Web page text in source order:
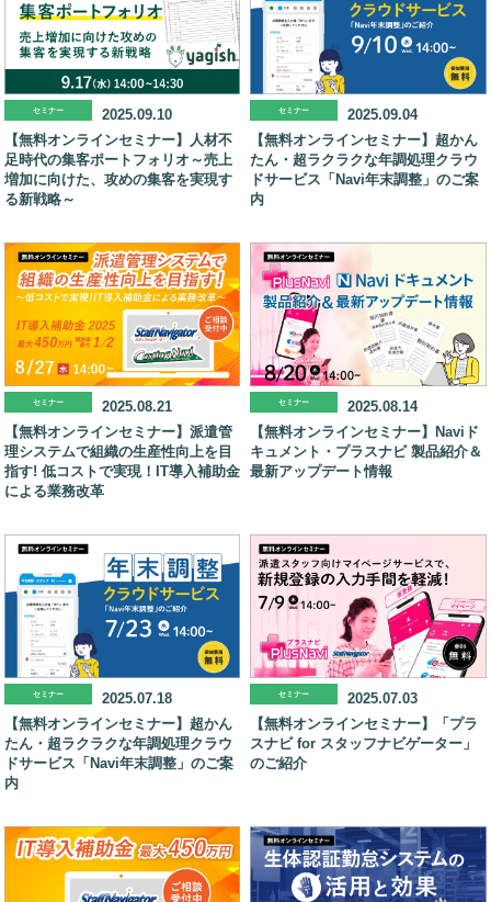
セミナー
2025.09.10
【無料オンラインセミナー】人材不
足時代の集客ポートフォリオ～売上
増加に向けた、攻めの集客を実現す
る新戦略～
セミナー
2025.09.04
【無料オンラインセミナー】超かん
たん・超ラクラクな年調処理クラウ
ドサービス「Navi年末調整」のご案
内
セミナー
2025.08.21
【無料オンラインセミナー】派遣管
理システムで組織の生産性向上を目
指す! 低コストで実現！IT導入補助金
による業務改革
セミナー
2025.08.14
【無料オンラインセミナー】Naviド
キュメント・プラスナビ 製品紹介＆
最新アップデート情報
セミナー
2025.07.18
【無料オンラインセミナー】超かん
たん・超ラクラクな年調処理クラウ
ドサービス「Navi年末調整」のご案
内
セミナー
2025.07.03
【無料オンラインセミナー】「プラ
スナビ for スタッフナビゲーター」
のご紹介